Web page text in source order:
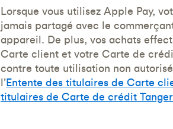
Lorsque vous utilisez Apple Pay,
jamais partagé avec le
appareil. De plus, vos achats
Carte client et votre Carte de
contre toute utilisation non
l’Entente des titulaires de Carte
titulaires de Carte de crédit